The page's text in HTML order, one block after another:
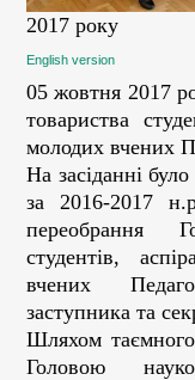
2017 року
English version
05 жовтня 2017
товариства
молодих вчених
На засіданні
за 2016-2017
переобрання
студентів,
вчених
заступника та
Шляхом таємного
Головою